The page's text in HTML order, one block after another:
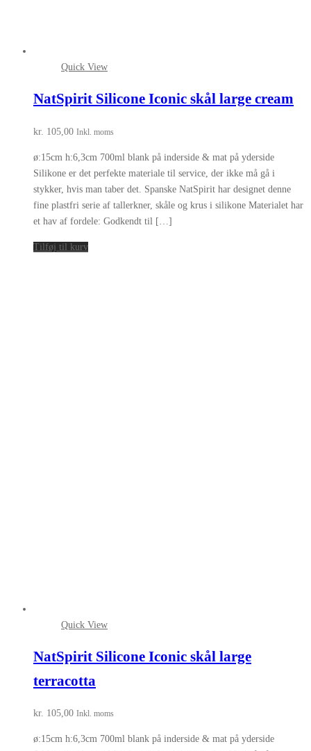
Quick View
NatSpirit Silicone Iconic skål large cream
kr. 105,00 Inkl. moms
ø:15cm h:6,3cm 700ml blank på inderside & mat på yderside
Silikone er det perfekte materiale til service, der ikke må gå i
stykker, hvis man taber det. Spanske NatSpirit har designet denne
fine plastfri serie af tallerkner, skåle og krus i silikone Materialet har
et hav af fordele: Godkendt til […]
Tilføj til kurv
Quick View
NatSpirit Silicone Iconic skål large
terracotta
kr. 105,00 Inkl. moms
ø:15cm h:6,3cm 700ml blank på inderside & mat på yderside